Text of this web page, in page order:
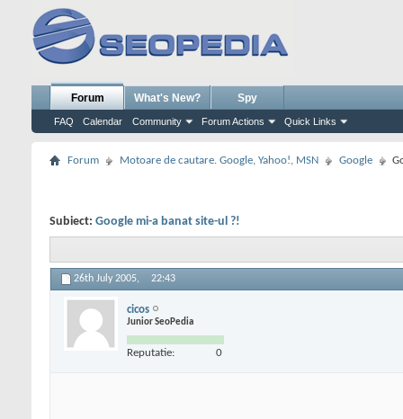
Forum
FAQ Calendar Community Forum Actions Quick Links
What's New? Spy
Forum Motoare de cautare. Google, Yahoo!, MSN Google
Subiect: Google mi-a banat site-ul ?!
26th July 2005, 22:43
cicos
Junior SeoPedia
Reputatie: 0